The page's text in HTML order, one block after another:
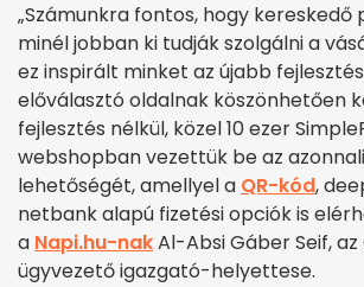
„Számunkra fontos, hogy
minél jobban ki tudják szolgálni a
ez inspirált minket az újabb
előválasztó oldalnak köszönhetően
fejlesztés nélkül, közel 10 ezer
webshopban vezettük be az
lehetőségét, amellyel a QR-kód,
netbank alapú fizetési opciók is
a Napi.hu-nakAl-Absi Gáber Seif, az
ügyvezető igazgató-helyettese.